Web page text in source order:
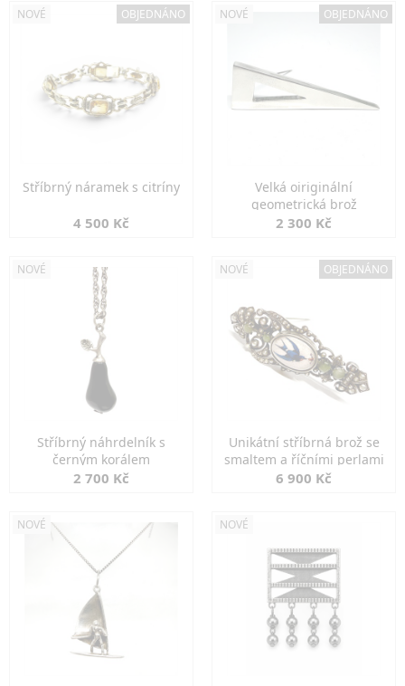
NOVÉ OBJEDNÁNO
Stříbrný náramek s citríny
4 500 Kč
NOVÉ OBJEDNÁNO
Velká oiriginální
geometrická brož
2 300 Kč
NOVÉ
Stříbrný náhrdelník s
černým korálem
2 700 Kč
NOVÉ OBJEDNÁNO
Unikátní stříbrná brož se
smaltem a říčními perlami
6 900 Kč
NOVÉ NOVÉ